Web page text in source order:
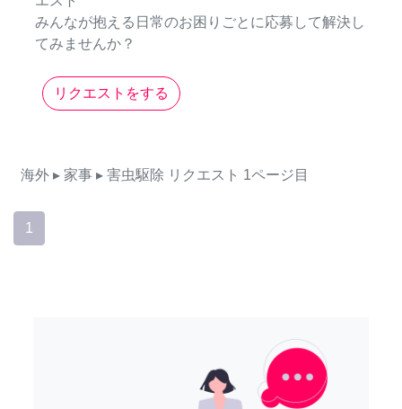
みんなが抱える日常のお困りごとに応募して解決し
てみませんか？
リクエストをする
海外 ▸ 家事 ▸ 害虫駆除 リクエスト 1ページ目
1